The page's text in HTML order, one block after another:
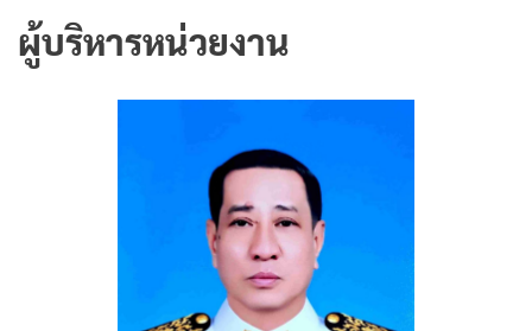
ผู้บริหารหน่วยงาน